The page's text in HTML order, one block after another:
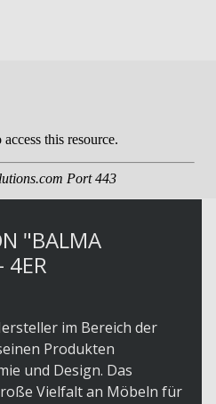
"BALMA
4ER
im Bereich der
Produkten
und Design. Das
Vielfalt an Möbeln für